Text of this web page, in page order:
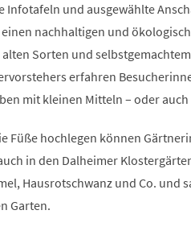
Infotafeln und ausgewählte
nachhaltigen und
Sorten und
erfahren
mit kleinen Mitteln – oder
Füße hochlegen können
in den Dalheimer
Hausrotschwanz und Co.
Garten.